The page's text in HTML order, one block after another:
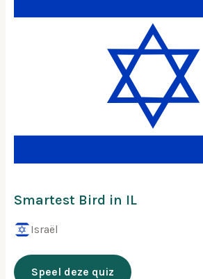
Smartest Bird in IL
Israël
Speel deze quiz